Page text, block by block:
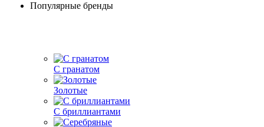
Популярные бренды
С гранатом
Золотые
С бриллиантами